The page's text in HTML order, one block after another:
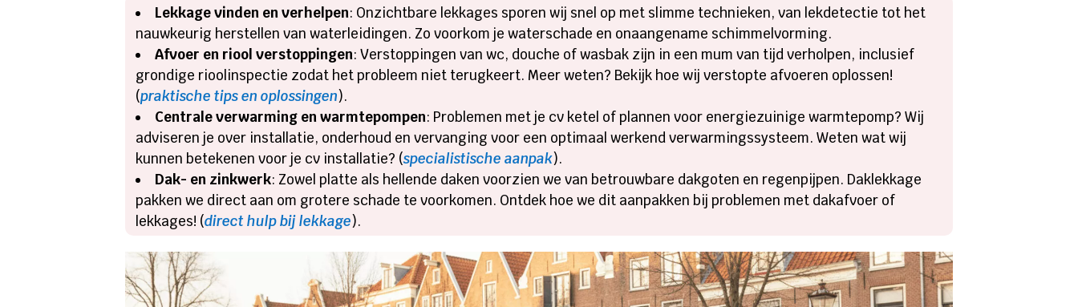
Lekkage vinden en verhelpen: Onzichtbare lekkages sporen wij snel op met slimme technieken, van lekdetectie tot het
nauwkeurig herstellen van waterleidingen. Zo voorkom je waterschade en onaangename schimmelvorming.
Afvoer en riool verstoppingen: Verstoppingen van wc, douche of wasbak zijn in een mum van tijd verholpen, inclusief
grondige rioolinspectie zodat het probleem niet terugkeert. Meer weten? Bekijk hoe wij verstopte afvoeren oplossen!
(praktische tips en oplossingen).
Centrale verwarming en warmtepompen: Problemen met je cv ketel of plannen voor energiezuinige warmtepomp? Wij
adviseren je over installatie, onderhoud en vervanging voor een optimaal werkend verwarmingssysteem. Weten wat wij
kunnen betekenen voor je cv installatie? (specialistische aanpak).
Dak- en zinkwerk: Zowel platte als hellende daken voorzien we van betrouwbare dakgoten en regenpijpen. Daklekkage
pakken we direct aan om grotere schade te voorkomen. Ontdek hoe we dit aanpakken bij problemen met dakafvoer of
lekkages! (direct hulp bij lekkage).